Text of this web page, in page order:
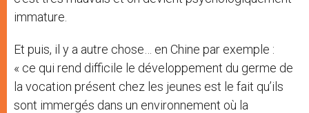
immature.
Et puis, il y a autre chose… en Chine par exemple :
« ce qui rend difficile le développement du germe de
la vocation présent chez les jeunes est le fait qu’ils
sont immergés dans un environnement où la